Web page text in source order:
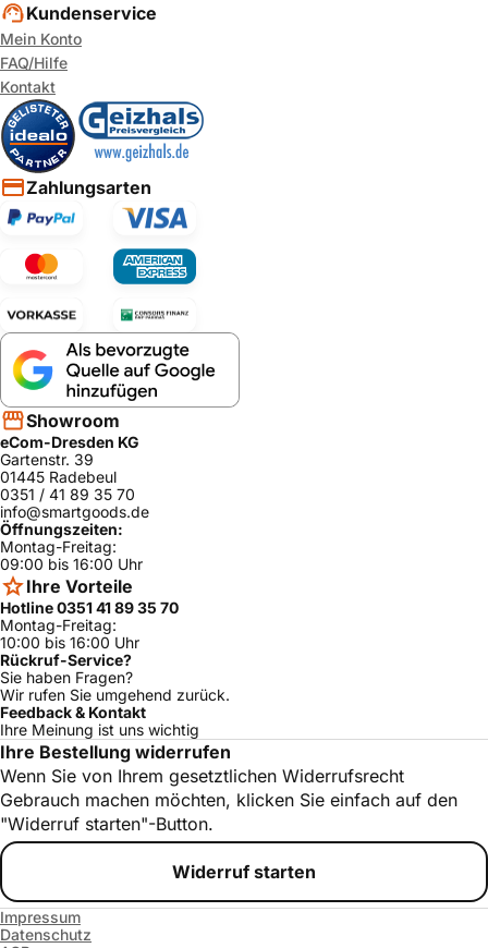
Kundenservice
Mein Konto
FAQ/Hilfe
Kontakt
Zahlungsarten
Showroom
eCom-Dresden KG
Gartenstr. 39
01445 Radebeul
0351 / 41 89 35 70
info@smartgoods.de
Öffnungszeiten:
Montag-Freitag:
09:00 bis 16:00 Uhr
Ihre Vorteile
Hotline 0351 41 89 35 70
Montag-Freitag:
10:00 bis 16:00 Uhr
Rückruf-Service?
Sie haben Fragen?
Wir rufen Sie umgehend zurück.
Feedback & Kontakt
Ihre Meinung ist uns wichtig
Ihre Bestellung widerrufen
Wenn Sie von Ihrem gesetztlichen Widerrufsrecht
Gebrauch machen möchten, klicken Sie einfach auf den
"Widerruf starten"-Button.
Widerruf starten
Impressum
Datenschutz